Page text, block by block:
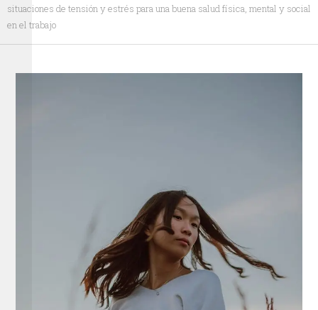
situaciones de tensión y estrés para una buena salud física, mental y social
en el trabajo